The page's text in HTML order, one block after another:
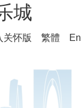
城
关怀版 繁體